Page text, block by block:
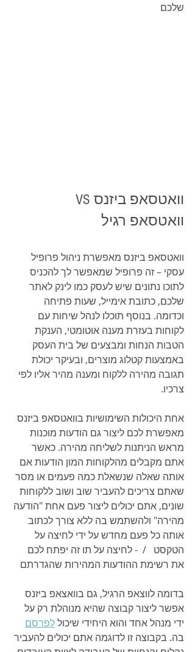
שלכם
וואטסאפ רגיל
וואטסאפ ביזנס מאפשרת ניהול פרופיל
עסקי – זה פרופיל שמאפשר לך להכניס
לתוכו נתונים שיש לעסק כמו לינק לאתר
שלכם, כתובת אימייל, שעות פתיחה
וכדומה. בנוסף תוכלו לנהל שיחות עם
לקוחות בעזרת מענה אוטומטי, הענקת
הטבות הנחות ומבצעים של בית העסק
באמצעות קטלוג מוצרים, ובעיקר יכולת
תגובה מהירה ללקוח ומענה מהיר אליו לפי
צרכיו.
אחת היכולות השימושיות בוואטסאפ ביזנס
מאפשרת לכם ליצור גם הודעות מוכנות
מראש הניתנות לשליחה מהירה. כאשר
אתם מקבלים מהלקוחות המון הודעות אם
אותה שאלה שנשאלת כמה פעמים או מסר
שאתם צריכים להעביר שוב ושוב ללקוחות
שונים, אתם יכולים ליצור פעם אחת "הודעה
מהירה" ולהשתמש בה ללא צורך לכתוב
אותה כל פעם מחדש על ידי לחיצה על
הטקסט   /  - לחיצה על תו זה יפתח לכם
את רשימת ההודעות המהירות שהגדרתם
בדומה לווצאפ הרגיל, גם בוואצאפ ביזנס
אפשר ליצור קבוצה שהיא מנוהלת רק על
ידי מנהל אחד והוא היחידי שיכול לפרסם
בה. בקבוצה זו לדוגמה אתם יכולים להעביר